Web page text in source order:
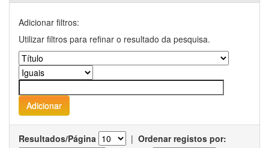
Adicionar filtros:
Utilizar filtros para refinar o resultado da pesquisa.
Resultados/Página | Ordenar registos por: